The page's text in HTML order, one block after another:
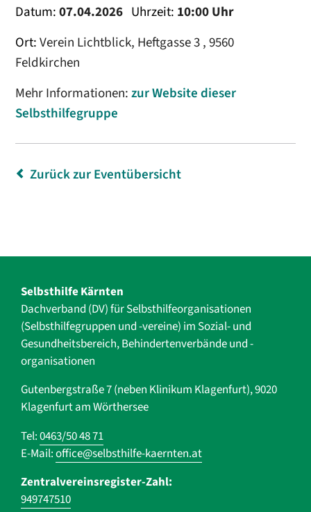
Datum:07.04.2026 Uhrzeit: 10:00 Uhr
Ort:Verein Lichtblick, Heftgasse 3 , 9560
Feldkirchen
Mehr Informationen:zur Website dieser
Selbsthilfegruppe
Zurück zur Eventübersicht
Selbsthilfe Kärnten
Dachverband (DV) für Selbsthilfe­organisationen
(Selbsthilfegruppen und -vereine) im Sozial- und
Gesundheits­bereich, ­Behindertenverbände und ­-
organisationen
Gutenbergstraße 7 (neben Klinikum Klagenfurt), 9020
Klagenfurt am Wörthersee
Tel:0463/50 48 71
E-Mail:office@selbsthilfe-kaernten.at
Zentralvereinsregister-Zahl:
949747510